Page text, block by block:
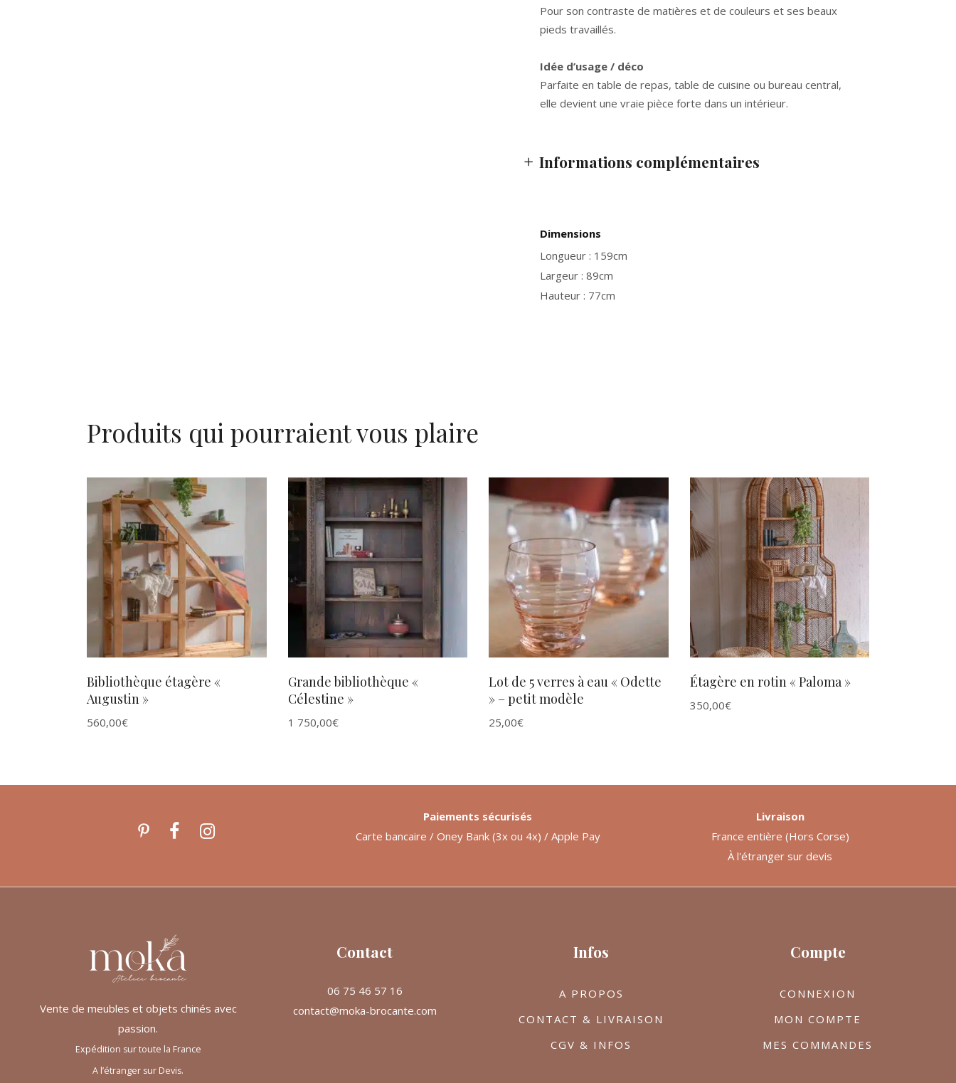
Pour son contraste de matières et de couleurs et ses beaux
pieds travaillés.
Idée d’usage / déco
Parfaite en table de repas, table de cuisine ou bureau central,
elle devient une vraie pièce forte dans un intérieur.
Informations complémentaires
Dimensions
Longueur : 159cm
Largeur : 89cm
Hauteur : 77cm
Produits qui pourraient vous plaire
AJOUTER AU PANIER
Bibliothèque étagère «
Augustin »
560,00€
AJOUTER AU PANIER
Grande bibliothèque «
Célestine »
1 750,00€
AJOUTER AU PANIER
Lot de 5 verres à eau « Odette
» – petit modèle
25,00€
AJOUTER AU PANIER
Étagère en rotin « Paloma »
350,00€
Vente de meubles et objets chinés avec
passion.
Expédition sur toute la France
A l’étranger sur Devis.
Contact
06 75 46 57 16
contact@moka-brocante.com
Infos
A PROPOS
CONTACT & LIVRAISON
CGV & INFOS
Compte
CONNEXION
MON COMPTE
MES COMMANDES
Paiements sécurisés
Carte bancaire / Oney Bank (3x ou 4x) / Apple Pay
Livraison
France entière (Hors Corse)
À l'étranger sur devis